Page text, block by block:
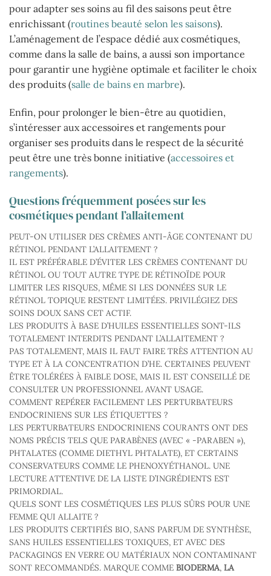
pour adapter ses soins au fil des saisons peut être
enrichissant (routines beauté selon les saisons).
L’aménagement de l’espace dédié aux cosmétiques,
comme dans la salle de bains, a aussi son importance
pour garantir une hygiène optimale et faciliter le choix
des produits (salle de bains en marbre).
Enfin, pour prolonger le bien-être au quotidien,
s’intéresser aux accessoires et rangements pour
organiser ses produits dans le respect de la sécurité
peut être une très bonne initiative (accessoires et
rangements).
Questions fréquemment posées sur les
cosmétiques pendant l’allaitement
PEUT-ON UTILISER DES CRÈMES ANTI-ÂGE CONTENANT DU
RÉTINOL PENDANT L’ALLAITEMENT ?
IL EST PRÉFÉRABLE D’ÉVITER LES CRÈMES CONTENANT DU
RÉTINOL OU TOUT AUTRE TYPE DE RÉTINOÏDE POUR
LIMITER LES RISQUES, MÊME SI LES DONNÉES SUR LE
RÉTINOL TOPIQUE RESTENT LIMITÉES. PRIVILÉGIEZ DES
SOINS DOUX SANS CET ACTIF.
LES PRODUITS À BASE D’HUILES ESSENTIELLES SONT-ILS
TOTALEMENT INTERDITS PENDANT L’ALLAITEMENT ?
PAS TOTALEMENT, MAIS IL FAUT FAIRE TRÈS ATTENTION AU
TYPE ET À LA CONCENTRATION D’HE. CERTAINES PEUVENT
ÊTRE TOLÉRÉES À FAIBLE DOSE, MAIS IL EST CONSEILLÉ DE
CONSULTER UN PROFESSIONNEL AVANT USAGE.
COMMENT REPÉRER FACILEMENT LES PERTURBATEURS
ENDOCRINIENS SUR LES ÉTIQUETTES ?
LES PERTURBATEURS ENDOCRINIENS COURANTS ONT DES
NOMS PRÉCIS TELS QUE PARABÈNES (AVEC « -PARABEN »),
PHTALATES (COMME DIETHYL PHTALATE), ET CERTAINS
CONSERVATEURS COMME LE PHENOXYÉTHANOL. UNE
LECTURE ATTENTIVE DE LA LISTE D’INGRÉDIENTS EST
PRIMORDIAL.
QUELS SONT LES COSMÉTIQUES LES PLUS SÛRS POUR UNE
FEMME QUI ALLAITE ?
LES PRODUITS CERTIFIÉS BIO, SANS PARFUM DE SYNTHÈSE,
SANS HUILES ESSENTIELLES TOXIQUES, ET AVEC DES
PACKAGINGS EN VERRE OU MATÉRIAUX NON CONTAMINANT
SONT RECOMMANDÉS. MARQUE COMME BIODERMA, LA